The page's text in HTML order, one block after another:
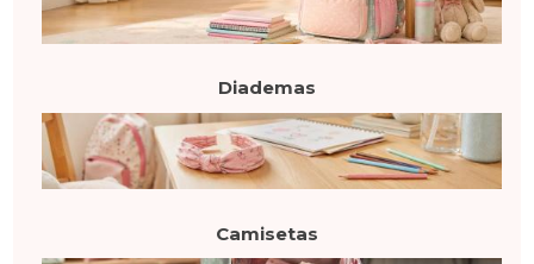
Diademas
Camisetas